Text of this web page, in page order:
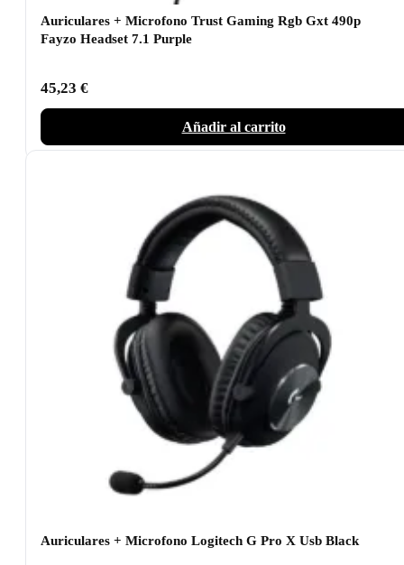
Auriculares + Microfono Trust Gaming Rgb Gxt 490p
Fayzo Headset 7.1 Purple
45,23 €
Añadir al carrito
Auriculares + Microfono Logitech G Pro X Usb Black